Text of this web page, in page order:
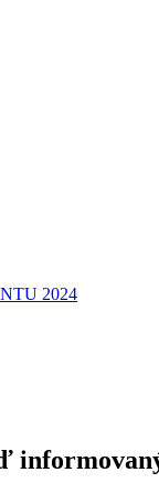
2024